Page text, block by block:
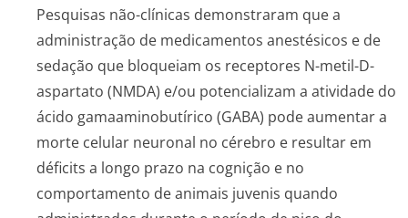
Pesquisas não-clínicas demonstraram que a
administração de medicamentos anestésicos e de
sedação que bloqueiam os receptores N-metil-D-
aspartato (NMDA) e/ou potencializam a atividade do
ácido gamaaminobutírico (GABA) pode aumentar a
morte celular neuronal no cérebro e resultar em
déficits a longo prazo na cognição e no
comportamento de animais juvenis quando